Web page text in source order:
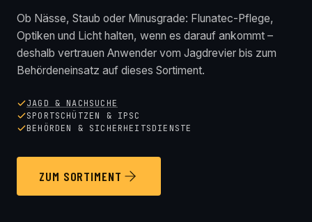
Ob Nässe, Staub oder Minusgrade: Flunatec-Pflege,
Optiken und Licht halten, wenn es darauf ankommt –
deshalb vertrauen Anwender vom Jagdrevier bis zum
Behördeneinsatz auf dieses Sortiment.
JAGD & NACHSUCHE
SPORTSCHÜTZEN & IPSC
BEHÖRDEN & SICHERHEITSDIENSTE
ZUM SORTIMENT